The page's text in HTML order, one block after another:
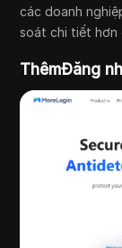
các doanh
soát chi tiết hơn
ThêmĐăng